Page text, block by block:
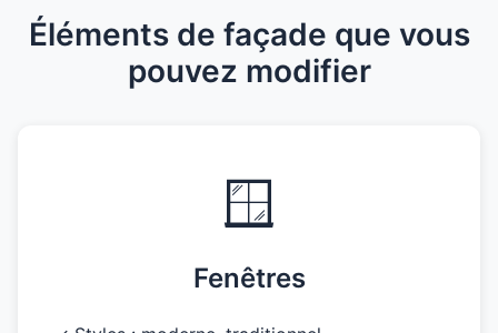
Éléments de façade que vous
pouvez modifier
🪟
Fenêtres